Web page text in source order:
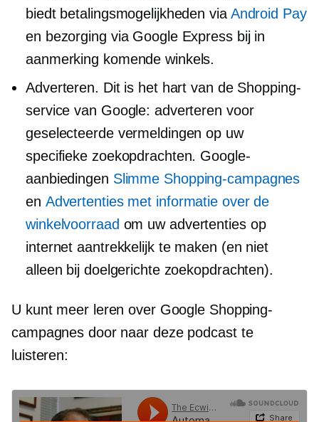
biedt betalingsmogelijkheden via Android Pay
en bezorging via Google Express bij in
aanmerking komende winkels.
Adverteren. Dit is het hart van de Shopping-
service van Google: adverteren voor
geselecteerde vermeldingen op uw
specifieke zoekopdrachten. Google-
aanbiedingen Slimme Shopping-campagnes
en Advertenties met informatie over de
winkelvoorraad om uw advertenties op
internet aantrekkelijk te maken (en niet
alleen bij doelgerichte zoekopdrachten).
U kunt meer leren over Google Shopping-
campagnes door naar deze podcast te
luisteren: